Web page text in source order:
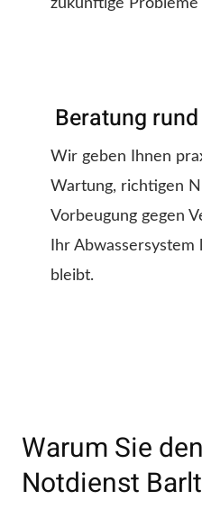
zukünftige
Beratung
Wir geben Ihnen
Wartung, richtigen
Vorbeugung gegen
Ihr Abwassersystem
bleibt.
Warum Sie
Notdienst